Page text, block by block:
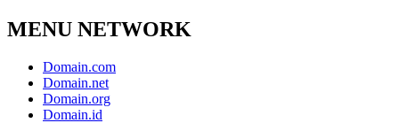
MENU NETWORK
Domain.com
Domain.net
Domain.org
Domain.id